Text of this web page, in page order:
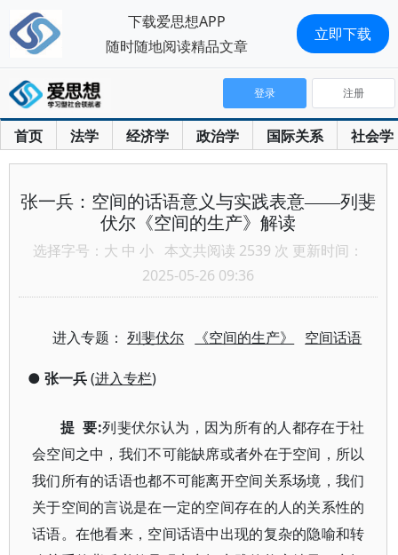
首页 法学 经济学 政治学 国际关系 社会学
登录 注册
张一兵：空间的话语意义与实践表意——列斐
伏尔《空间的生产》解读
选择字号： 大 中 小 本文共阅读 2539 次 更新时间：
2025-05-26 09:36
进入专题：列斐伏尔 《空间的生产》 空间话语
● 张一兵(进入专栏)
提 要:列斐伏尔认为，因为所有的人都存在于社
会空间之中，我们不可能缺席或者外在于空间，所以
我们所有的话语也都不可能离开空间关系场境，我们
关于空间的言说是在一定的空间存在的人的关系性的
话语。在他看来，空间话语中出现的复杂的隐喻和转
下载爱思想APP
随时随地阅读精品文章
立即下载